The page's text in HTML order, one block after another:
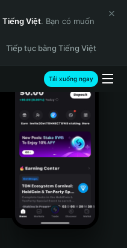
Tiếng Việt. Bạn có muốn
Tiếp tục bằng Tiếng Việt
Tải xuống ngay